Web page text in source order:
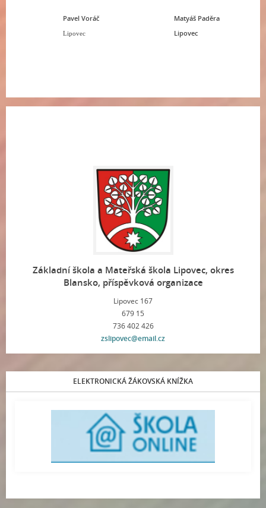
Pavel Voráč
Lipovec
Matyáš Paděra
Lipovec
Základní škola a Mateřská škola Lipovec, okres
Blansko, příspěvková organizace
Lipovec 167
679 15
736 402 426
zslipovec@email.cz
ELEKTRONICKÁ ŽÁKOVSKÁ KNÍŽKA